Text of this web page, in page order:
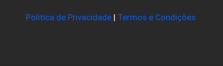
Política de Privacidade| Termos e Condições